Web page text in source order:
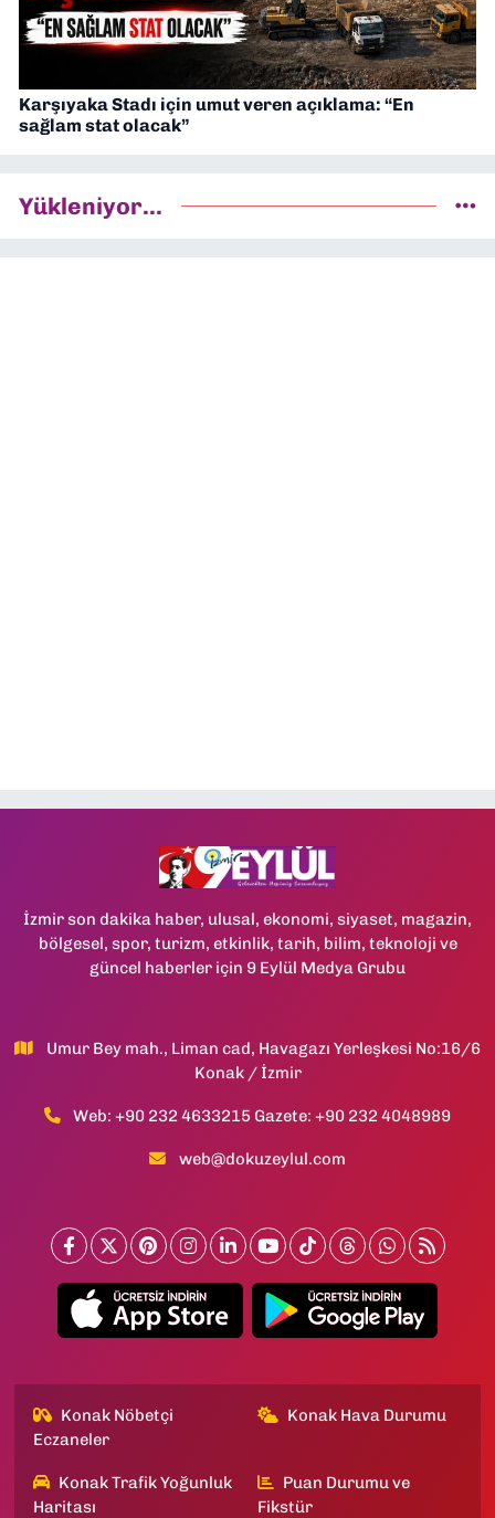
Karşıyaka Stadı için umut veren açıklama: “En
sağlam stat olacak”
Yükleniyor...
İzmir son dakika haber, ulusal, ekonomi, siyaset, magazin,
bölgesel, spor, turizm, etkinlik, tarih, bilim, teknoloji ve
güncel haberler için 9 Eylül Medya Grubu
Umur Bey mah., Liman cad, Havagazı Yerleşkesi No:16/6
Konak / İzmir
Web: +90 232 4633215 Gazete: +90 232 4048989
web@dokuzeylul.com
Konak Nöbetçi
Eczaneler
Konak Hava Durumu
Konak Trafik Yoğunluk
Haritası
Puan Durumu ve
Fikstür